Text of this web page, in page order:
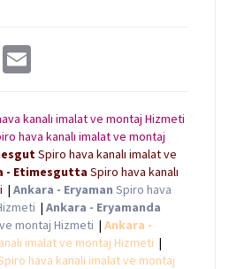
M
n
g
e
kanalı imalat ve montaj Hizmeti
hava kanalı imalat ve montaj
Spiro hava kanalı imalat ve
- Etimesgutta Spiro hava kanalı
| Ankara - Eryaman Spiro hava
| Ankara - Eryamanda
montaj Hizmeti | Ankara -
imalat ve montaj Hizmeti |
hava kanalı imalat ve montaj